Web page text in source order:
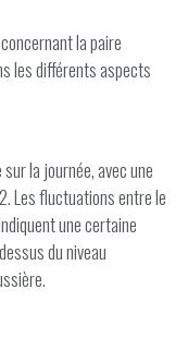
la paire
les différents aspects
la journée, avec une
Les fluctuations entre le
une certaine
du niveau